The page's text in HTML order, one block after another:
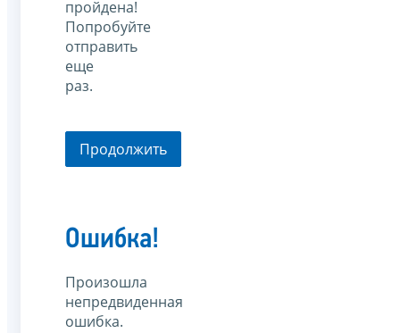
пройдена!
Попробуйте
отправить
еще
раз.
Продолжить
Ошибка!
Произошла
непредвиденная
ошибка.